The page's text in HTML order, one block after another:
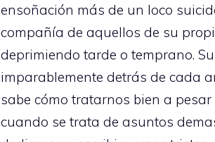
ensoñación más de un loco
compañía de aquellos de su
deprimiendo tarde o temprano.
imparablemente detrás de cada
sabe cómo tratarnos bien a
cuando se trata de asuntos